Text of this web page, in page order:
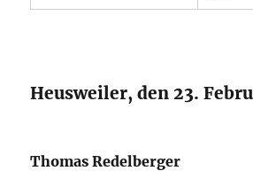
Heusweiler, den 23.
Thomas Redelberger